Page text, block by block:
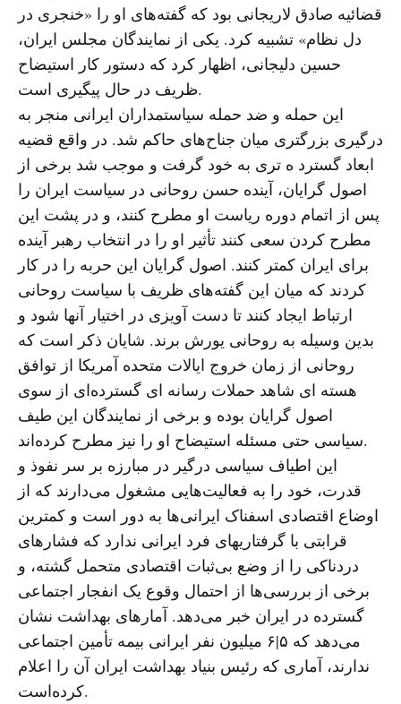
قضائیه صادق لاریجانی بود که گفته‌های او را «خنجری در
دل نظام» تشبیه کرد. یکی از نمایندگان مجلس ایران،
حسین دلیجانی، اظهار کرد که دستور کار استیضاح
ظریف در حال پیگیری است.
این حمله و ضد حمله سیاستمداران ایرانی منجر به
درگیری بزرگتری میان جناح‌های حاکم شد. در واقع قضیه
ابعاد گسترد ه تری به خود گرفت و موجب شد برخی از
اصول گرایان، آینده حسن روحانی در سیاست ایران را
پس از اتمام دوره ریاست او مطرح کنند، و در پشت این
مطرح کردن سعی کنند تأثیر او را در انتخاب رهبر آینده
برای ایران کمتر کنند. اصول گرایان این حربه را در کار
کردند که میان این گفته‌های ظریف با سیاست روحانی
ارتباط ایجاد کنند تا دست آویزی در اختیار آنها شود و
بدین وسیله به روحانی یورش برند. شایان ذکر است که
روحانی از زمان خروج ایالات متحده آمریکا از توافق
هسته ای شاهد حملات رسانه ای گسترده‌ای از سوی
اصول گرایان بوده و برخی از نمایندگان این طیف
سیاسی حتی مسئله استیضاح او را نیز مطرح کرده‌اند.
این اطیاف سیاسی درگیر در مبارزه بر سر نفوذ و
قدرت، خود را به فعالیت‌هایی مشغول می‌دارند که از
اوضاع اقتصادی اسفناک ایرانی‌ها به دور است و کمترین
قرابتی با گرفتاریهای فرد ایرانی ندارد که فشارهای
دردناکی را از وضع بی‌ثبات اقتصادی متحمل گشته، و
برخی از بررسی‌ها از احتمال وقوع یک انفجار اجتماعی
گسترده در ایران خبر می‌دهد. آمارهای بهداشت نشان
می‌دهد که ۵|۶ میلیون نفر ایرانی بیمه تأمین اجتماعی
ندارند، آماری که رئیس بنیاد بهداشت ایران آن را اعلام
کرده‌است.